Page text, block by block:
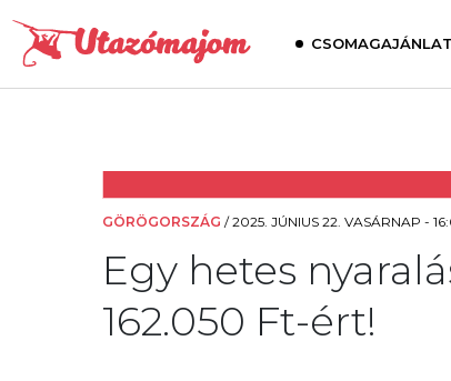
CSOMAGAJÁNLAT
GÖRÖGORSZÁG /2025. JÚNIUS 22. VASÁRNAP -
Egy hetes
162.050 Ft-ért!